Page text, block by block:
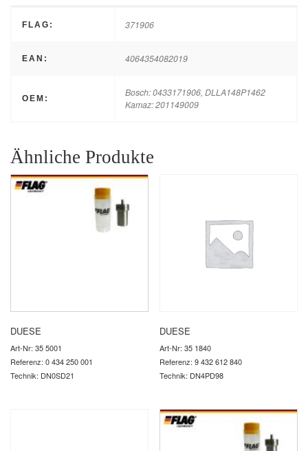
FLAG: 371906
EAN: 4064354082019
OEM:
Bosch: 0433171906, DLLA148P1462
Kamaz: 201149009
Ähnliche Produkte
DUESE
Art-Nr: 35 5001
Referenz: 0 434 250 001
Technik: DN0SD21
DUESE
Art-Nr: 35 1840
Referenz: 9 432 612 840
Technik: DN4PD98